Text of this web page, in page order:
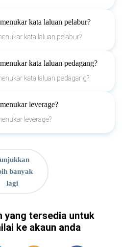
kata laluan pelabur?
kata laluan pelabur?
kata laluan pedagang?
kata laluan pedagang?
leverage?
leverage?
banyak
lagi
yang tersedia untuk
ke akaun anda